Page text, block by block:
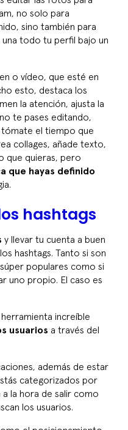
no solo para
sino también para
todo tu perfil bajo un
o vídeo, que esté en
esto, destaca los
la atención, ajusta la
te pases editando,
tómate el tiempo que
collages, añade texto,
que quieras, pero
que hayas definido
hashtags
y llevar tu cuenta a buen
hashtags. Tanto si son
populares como si
uno propio. El caso es
increíble
usuarios a través del
además de estar
categorizados por
la hora de salir como
los usuarios.